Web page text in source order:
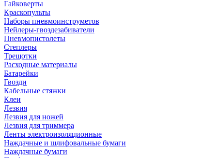
Гайковерты
Краскопульты
Наборы пневмоинструметов
Нейлеры-гвоздезабиватели
Пневмопистолеты
Степлеры
Трещотки
Расходные материалы
Батарейки
Гвозди
Кабельные стяжки
Клеи
Лезвия
Лезвия для ножей
Лезвия для триммера
Ленты электроизоляционные
Наждачные и шлифовальные бумаги
Наждачные бумаги